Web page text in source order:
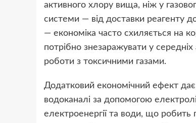
активного хлору вища, ніж у
системи — від доставки реагенту до
— економіка часто схиляється на
потрібно знезаражувати у
роботи з токсичними газами.
Додатковий економічний ефект
водоканалі за допомогою
електроенергії та води, що